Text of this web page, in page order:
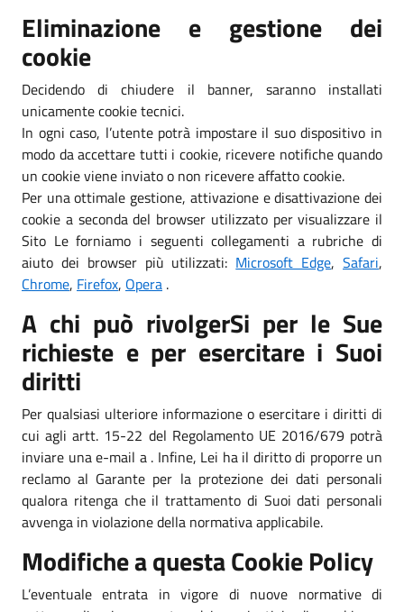
Eliminazione e gestione dei
cookie
Decidendo di chiudere il banner, saranno installati
unicamente cookie tecnici.
In ogni caso, l’utente potrà impostare il suo dispositivo in
modo da accettare tutti i cookie, ricevere notifiche quando
un cookie viene inviato o non ricevere affatto cookie.
Per una ottimale gestione, attivazione e disattivazione dei
cookie a seconda del browser utilizzato per visualizzare il
Sito Le forniamo i seguenti collegamenti a rubriche di
aiuto dei browser più utilizzati: Microsoft Edge,Safari,
Chrome, Firefox, Opera .
A chi può rivolgerSi per le Sue
richieste e per esercitare i Suoi
diritti
Per qualsiasi ulteriore informazione o esercitare i diritti di
cui agli artt. 15-22 del Regolamento UE 2016/679 potrà
inviare una e-mail a . Infine, Lei ha il diritto di proporre un
reclamo al Garante per la protezione dei dati personali
qualora ritenga che il trattamento di Suoi dati personali
avvenga in violazione della normativa applicabile.
Modifiche a questa Cookie Policy
L’eventuale entrata in vigore di nuove normative di